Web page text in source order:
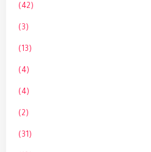
(42)
(3)
(13)
(4)
(4)
(2)
(31)